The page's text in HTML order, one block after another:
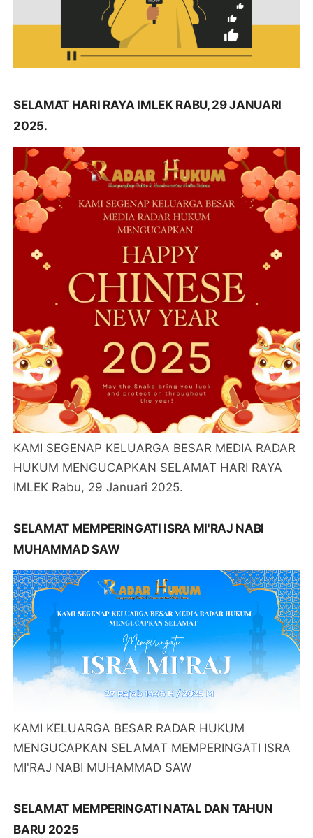
SELAMAT HARI RAYA IMLEK RABU, 29 JANUARI
2025.
KAMI SEGENAP KELUARGA BESAR MEDIA RADAR
HUKUM MENGUCAPKAN SELAMAT HARI RAYA
IMLEK Rabu, 29 Januari 2025.
SELAMAT MEMPERINGATI ISRA MI'RAJ NABI
MUHAMMAD SAW
KAMI KELUARGA BESAR RADAR HUKUM
MENGUCAPKAN SELAMAT MEMPERINGATI ISRA
MI'RAJ NABI MUHAMMAD SAW
SELAMAT MEMPERINGATI NATAL DAN TAHUN
BARU 2025